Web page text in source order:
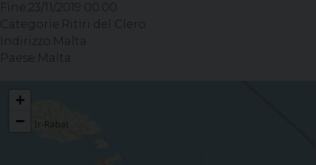
Fine: 23/11/2019 00:00
Categorie: Ritiri del Clero
Indirizzo: Malta
Paese: Malta
+
−